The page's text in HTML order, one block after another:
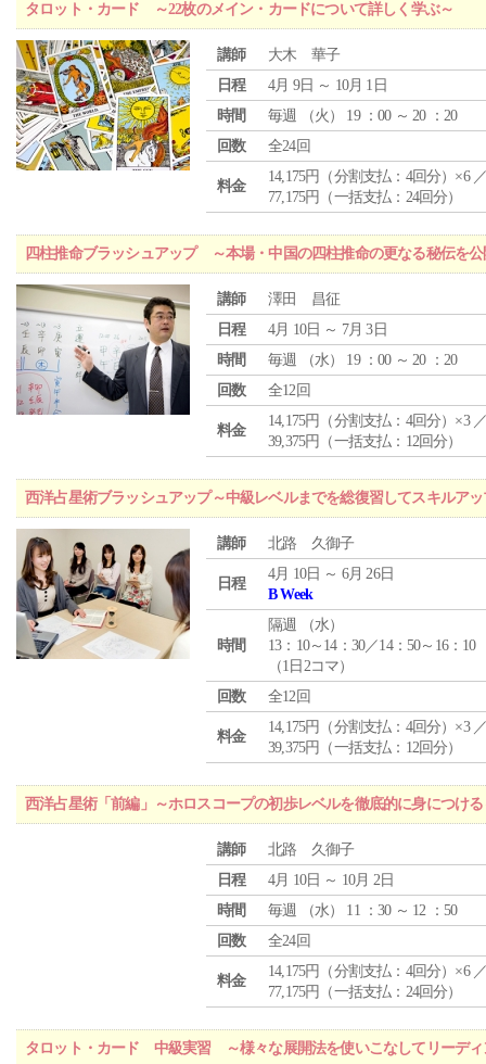
タロット・カード ～22枚のメイン・カードについて詳しく学ぶ～
講師
大木 華子
日程
4月 9日 ～ 10月 1日
時間
毎週 （火 ） 19 ：00 ～ 20 ：20
回数
全24回
料金
14,175円（分割支払：4回分）×6
77,175円（一括支払：24回分）
四柱推命ブラッシュアップ ～本場・中国の四柱推命の更なる秘伝を
講師
澤田 昌征
日程
4月 10日 ～ 7月 3日
時間
毎週 （水） 19 ：00 ～ 20 ：20
回数
全12回
料金
14,175円（分割支払：4回分）×3
39,375円（一括支払：12回分）
西洋占星術ブラッシュアップ～中級レベルまでを総復習してスキルア
講師 北路 久御子
日程
4月 10日 ～ 6月 26日
B Week
時間
隔週 （水）
13：10～14：30／14：50～16：10
（1日2コマ）
回数
全12回
料金
14,175円（分割支払：4回分）×3
39,375円（一括支払：12回分）
西洋占星術「前編」～ホロスコープの初歩レベルを徹底的に身につける
講師
北路 久御子
日程
4月 10日 ～ 10月 2日
時間
毎週 （水） 11 ：30 ～ 12 ：50
回数
全24回
料金
14,175円（分割支払：4回分）×6
77,175円（一括支払：24回分）
タロット・カード 中級実習 ～様々な展開法を使いこなしてリーディ